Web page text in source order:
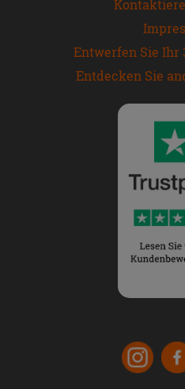
Entwerfen Sie Ihr
Entdecken Sie